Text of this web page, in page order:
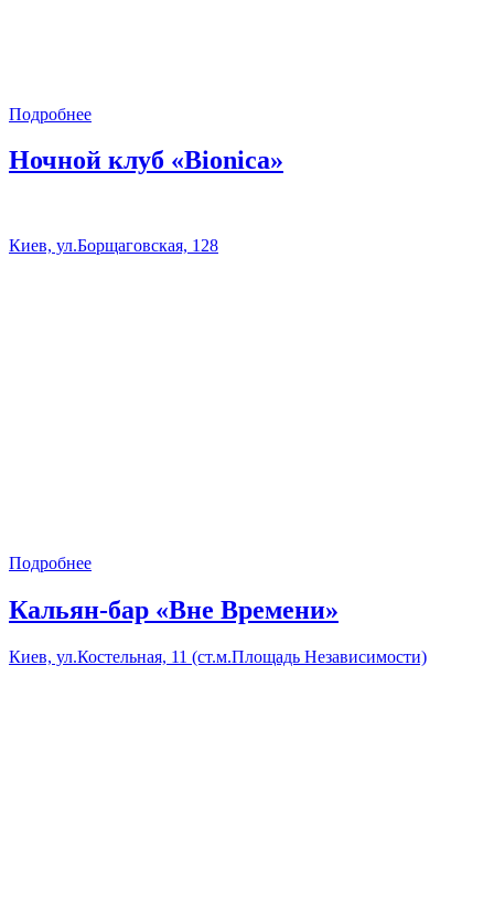
Подробнее
Ночной клуб «Bionica»
Киев, ул.Борщаговская, 128
Подробнее
Кальян-бар «Вне Времени»
Киев, ул.Костельная, 11 (ст.м.Площадь Независимости)